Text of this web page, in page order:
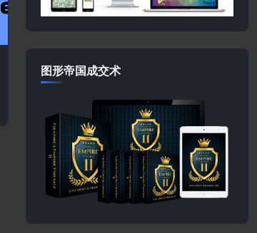
图形帝国成交术